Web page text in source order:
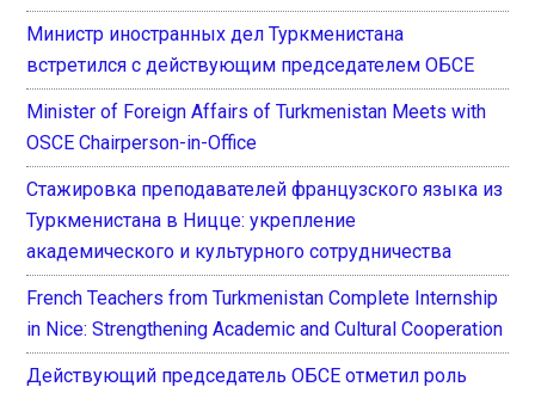
Министр иностранных дел Туркменистана
встретился с действующим председателем ОБСЕ
Minister of Foreign Affairs of Turkmenistan Meets with
OSCE Chairperson-in-Office
Стажировка преподавателей французского языка из
Туркменистана в Ницце: укрепление
академического и культурного сотрудничества
French Teachers from Turkmenistan Complete Internship
in Nice: Strengthening Academic and Cultural Cooperation
Действующий председатель ОБСЕ отметил роль